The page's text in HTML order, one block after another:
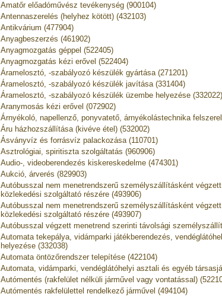
Amatőr előadóművész tevékenység (900104)
Antennaszerelés (helyhez kötött) (432103)
Antikvárium (477904)
Anyagbeszerzés (461902)
Anyagmozgatás géppel (522405)
Anyagmozgatás kézi erővel (522404)
Áramelosztó, -szabályozó készülék gyártása (271201)
Áramelosztó, -szabályozó készülék javítása (331404)
Áramelosztó, -szabályozó készülék üzembe helyezése (332022)
Aranymosás kézi erővel (072902)
Árnyékoló, napellenző, ponyvatető, árnyékolástechnika
Áru házhozszállítása (kivéve étel) (532002)
Ásványvíz és forrásvíz palackozása (110701)
Asztrológiai, spiritiszta szolgáltatás (960906)
Audio-, videoberendezés kiskereskedelme (474301)
Aukció, árverés (829903)
Autóbusszal nem menetrendszerű személyszállításként
közlekedési szolgáltató részére (493906)
Autóbusszal nem menetrendszerű személyszállításként
közlekedési szolgáltató részére (493907)
Autóbusszal végzett menetrend szerinti távolsági
Automata tekepálya, vidámparki játékberendezés,
helyezése (332038)
Automata öntözőrendszer telepítése (422104)
Automata, vidámparki, vendéglátóhelyi asztali és egyéb
Autómentés (rakfelület nélküli járművel vagy vontatással)
Autómentés rakfelülettel rendelkező járművel (494104)